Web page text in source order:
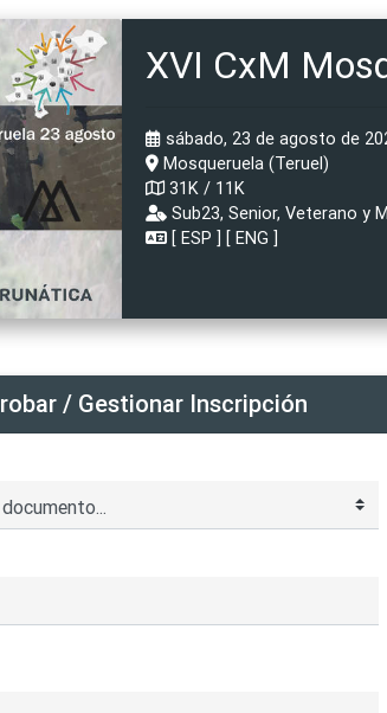
XVI CxM
sábado, 23 de agosto de
Mosqueruela (Teruel)
31K / 11K
Sub23, Senior, Veterano y
[ ESP ] [ ENG ]
/ Gestionar Inscripción